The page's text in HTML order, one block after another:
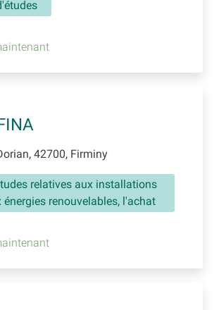
42700, Firminy
relatives aux installations
énergies renouvelables, l'achat